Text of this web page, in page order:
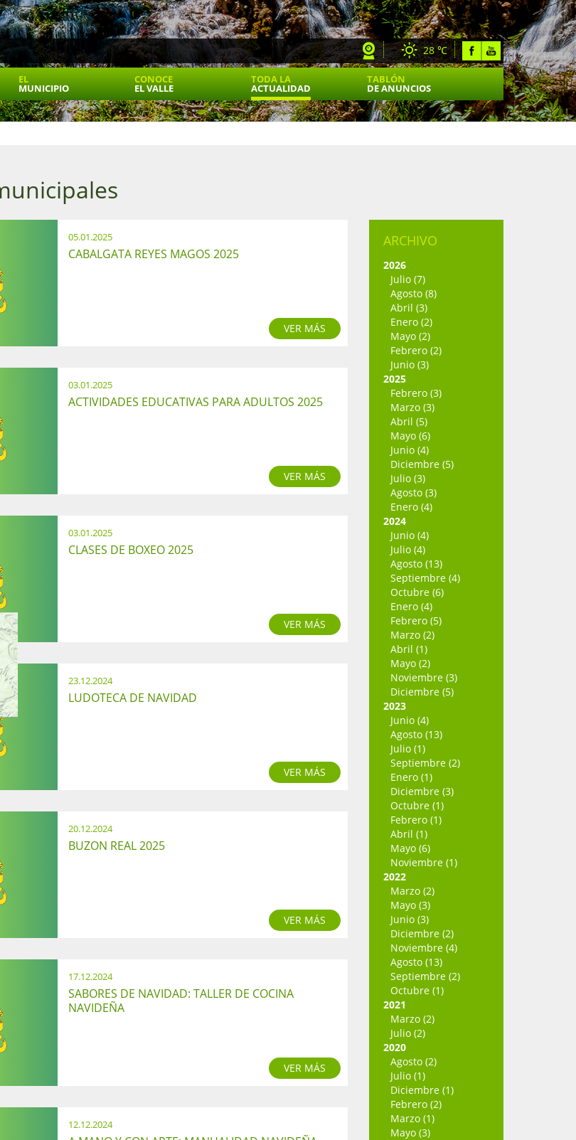
28 ℃
EL
MUNICIPIO
CONOCE
EL VALLE
TODA LA
ACTUALIDAD
TABLÓN
DE ANUNCIOS
05.01.2025
CABALGATA REYES MAGOS 2025
VER MÁS
03.01.2025
ACTIVIDADES EDUCATIVAS PARA ADULTOS 2025
VER MÁS
03.01.2025
CLASES DE BOXEO 2025
VER MÁS
23.12.2024
LUDOTECA DE NAVIDAD
VER MÁS
20.12.2024
BUZON REAL 2025
VER MÁS
17.12.2024
SABORES DE NAVIDAD: TALLER DE COCINA
NAVIDEÑA
VER MÁS
12.12.2024
ARCHIVO
2026
Julio (7)
Agosto (8)
Abril (3)
Enero (2)
Mayo (2)
Febrero (2)
Junio (3)
2025
Febrero (3)
Marzo (3)
Abril (5)
Mayo (6)
Junio (4)
Diciembre (5)
Julio (3)
Agosto (3)
Enero (4)
2024
Junio (4)
Julio (4)
Agosto (13)
Septiembre (4)
Octubre (6)
Enero (4)
Febrero (5)
Marzo (2)
Abril (1)
Mayo (2)
Noviembre (3)
Diciembre (5)
2023
Junio (4)
Agosto (13)
Julio (1)
Septiembre (2)
Enero (1)
Diciembre (3)
Octubre (1)
Febrero (1)
Abril (1)
Mayo (6)
Noviembre (1)
2022
Marzo (2)
Mayo (3)
Junio (3)
Diciembre (2)
Noviembre (4)
Agosto (13)
Septiembre (2)
Octubre (1)
2021
Marzo (2)
Julio (2)
2020
Agosto (2)
Julio (1)
Diciembre (1)
Febrero (2)
Marzo (1)
Mayo (3)